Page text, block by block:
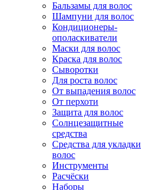
Бальзамы для волос
Шампуни для волос
Кондиционеры-
ополаскиватели
Маски для волос
Краска для волос
Сыворотки
Для роста волос
От выпадения волос
От перхоти
Защита для волос
Солнцезащитные
средства
Средства для укладки
волос
Инструменты
Расчёски
Наборы